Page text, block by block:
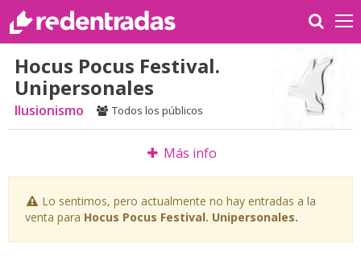
Hocus Pocus Festival.
Unipersonales
Ilusionismo Todos los públicos
Más info
Lo sentimos, pero actualmente no hay entradas a la
venta para Hocus Pocus Festival. Unipersonales.